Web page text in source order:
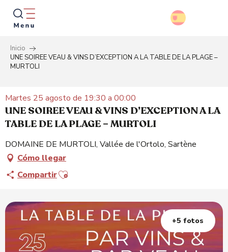
Aller
contenu
principal
Inicio
UNE SOIREE VEAU & VINS D’EXCEPTION A LA TABLE DE LA PLAGE –
MURTOLI
Martes 25 agosto de 19:30 a 00:00
UNE SOIREE VEAU & VINS D’EXCEPTION A LA
TABLE DE LA PLAGE – MURTOLI
DOMAINE DE MURTOLI, Vallée de l'Ortolo, Sartène
Cómo llegar
CompartirAjouter aux favoris
+5 fotos